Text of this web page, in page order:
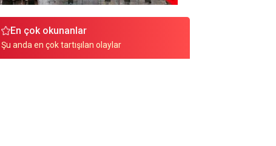
En çok okunanlar
Şu anda en çok tartışılan olaylar